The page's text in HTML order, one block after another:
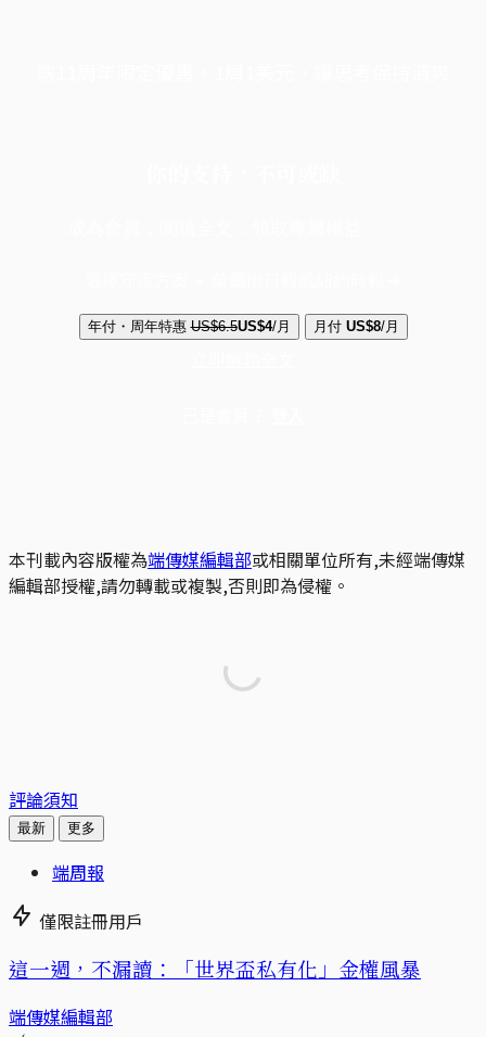
年付・周年特惠 US$6.5US$4/月 月付 US$8/月
本刊載內容版權為端傳媒編輯部或相關單位所有,未經端傳媒
編輯部授權,請勿轉載或複製,否則即為侵權。
評論須知
最新 更多
端周報
僅限註冊用戶
這一週，不漏讀：「世界盃私有化」金權風暴
端傳媒編輯部